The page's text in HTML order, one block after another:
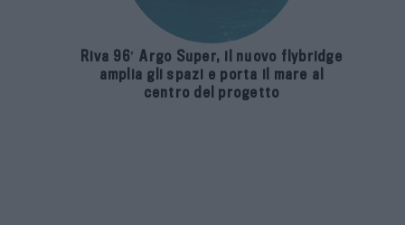
Riva 96′ Argo Super, il nuovo flybridge
amplia gli spazi e porta il mare al
centro del progetto